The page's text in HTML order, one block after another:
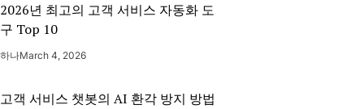
2026년 최고의 고객 서비스 자동화 도
구 Top 10
하나March 4, 2026
고객 서비스 챗봇의 AI 환각 방지 방법